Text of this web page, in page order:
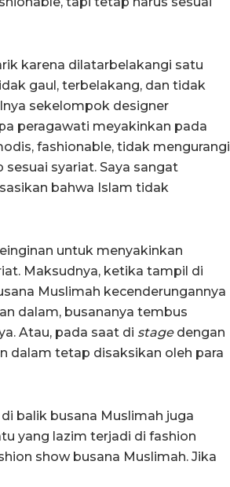
karena dilatarbelakangi satu
gaul, terbelakang, dan tidak
sekelompok designer
peragawati meyakinkan pada
fashionable, tidak mengurangi
syariat. Saya sangat
bahwa Islam tidak
untuk menyakinkan
Maksudnya, ketika tampil di
Muslimah kecenderungannya
dalam, busananya tembus
Atau, pada saat di stagedengan
dalam tetap disaksikan oleh para
balik busana Muslimah juga
yang lazim terjadi di fashion
show busana Muslimah. Jika